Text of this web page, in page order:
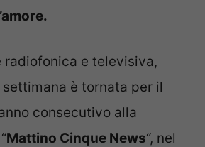
radiofonica e televisiva,
è tornata per il
consecutivo alla
Mattino Cinque News“, nel